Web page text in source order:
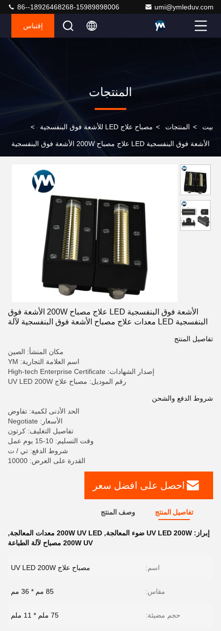
umi@ymleduv.com
86--18926468268-15989898006
إقتباس
المنتجات
بيت > المنتجات > مصباح علاج LED للأشعة فوق البنفسجية >
الأشعة فوق البنفسجية LED علاج مصباح 200W الأشعة فوق البنفسجية
الأشعة فوق البنفسجية LED علاج مصباح 200W الأشعة فوق
البنفسجية LED معدات علاج مصباح الأشعة فوق البنفسجية لآلة
تفاصيل المنتج
مكان المنشأ: الصين
اسم العلامة التجارية: YM
إصدار الشهادات: High-tech Enterprise Certificate
رقم الموديل: مصباح علاج UV LED 200W
شروط الدفع والشحن
الحد الأدنى لكمية: تفاوض
الأسعار: Negotiate
تفاصيل التغليف: كرتون
وقت التسليم: 10-15 يوم عمل
شروط الدفع: تي / ت
القدرة على العرض: 10000
احصل على افضل سعر
تفاصيل المنتج وصف المنتج
إبراز: UV LED 200W ضوء المعالجة , 200W UV LED معدات المعالجة
,
200W UV مصباح لآلة الطباعة
اسم: مصباح علاج UV LED 200W
مقاس: 85 مم * 36 مم
حجم مضيئة: 75 ملم * 11 ملم